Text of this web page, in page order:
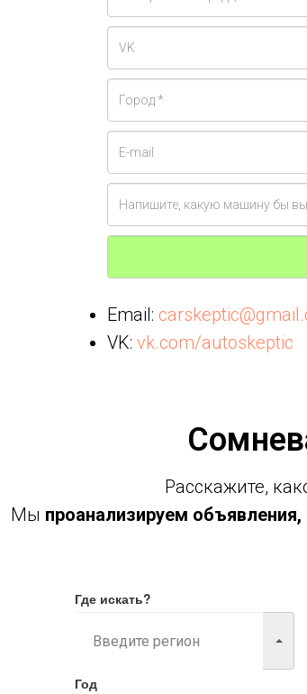
Email:
VK: vk.com/autoskeptic
Расскажите,
Мы проанализируем
Где искать?
Год